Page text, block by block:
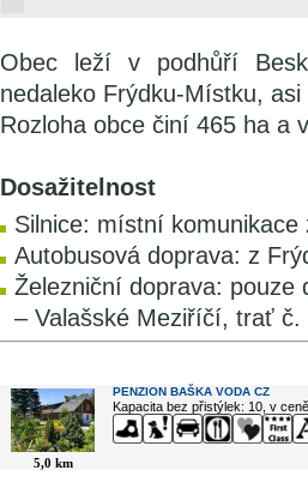
Obec leží v podhůří
nedaleko Frýdku-Místku,
Rozloha obce činí 465 ha a
Dosažitelnost
Silnice: místní
Autobusová doprava: z
Železniční doprava:
– Valašské Meziříčí, trať
5,0 km
PENZION BAŠKA VODA CZ
Kapacita bez přistýlek: 10, v